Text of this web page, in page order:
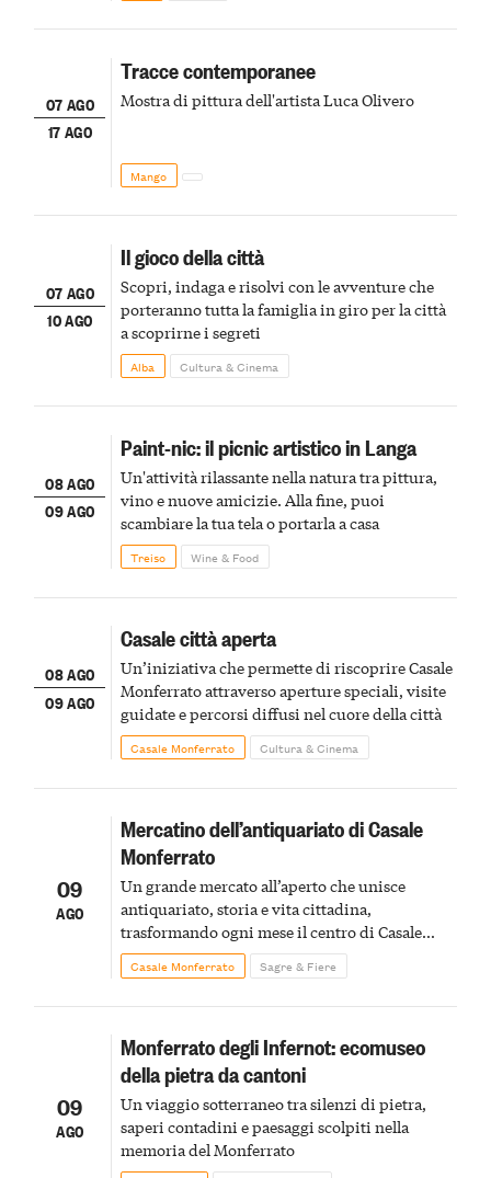
07 AGO
17 AGO
Tracce contemporanee
Mostra di pittura dell'artista Luca Olivero
Mango
07 AGO
10 AGO
Il gioco della città
Scopri, indaga e risolvi con le avventure che
porteranno tutta la famiglia in giro per la città
a scoprirne i segreti
Alba Cultura & Cinema
08 AGO
09 AGO
Paint-nic: il picnic artistico in Langa
Un'attività rilassante nella natura tra pittura,
vino e nuove amicizie. Alla fine, puoi
scambiare la tua tela o portarla a casa
Treiso Wine & Food
08 AGO
09 AGO
Casale città aperta
Un’iniziativa che permette di riscoprire Casale
Monferrato attraverso aperture speciali, visite
guidate e percorsi diffusi nel cuore della città
Casale Monferrato Cultura & Cinema
09
AGO
Mercatino dell’antiquariato di Casale
Monferrato
Un grande mercato all’aperto che unisce
antiquariato, storia e vita cittadina,
trasformando ogni mese il centro di Casale
Monferrato in un luogo di scoperta e racconto
Casale Monferrato Sagre & Fiere
09
AGO
Monferrato degli Infernot: ecomuseo
della pietra da cantoni
Un viaggio sotterraneo tra silenzi di pietra,
saperi contadini e paesaggi scolpiti nella
memoria del Monferrato